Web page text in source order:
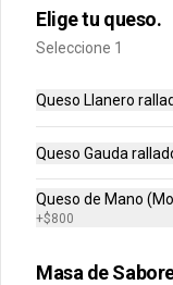
Elige tu queso.
Seleccione 1
Queso Llanero
Queso Gauda
Queso de Mano
+$800
Masa de